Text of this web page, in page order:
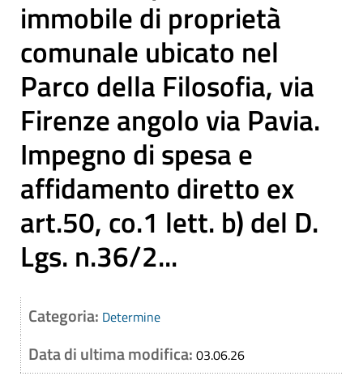
immobile di proprietà
comunale ubicato nel
Parco della Filosofia, via
Firenze angolo via Pavia.
Impegno di spesa e
affidamento diretto ex
art.50, co.1 lett. b) del D.
Lgs. n.36/2...
Categoria: Determine
Data di ultima modifica: 03.06.26